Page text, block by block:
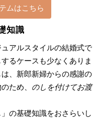
ムはこちら
知識
アルスタイルの結婚式で
るケースも少なくありま
、新郎新婦からの感謝の
ため、 のしを付けてお渡
の基礎知識をおさらいし